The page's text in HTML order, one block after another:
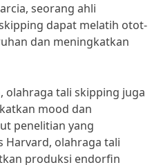
seorang ahli
dapat melatih otot-
dan meningkatkan
olahraga tali skipping juga
mood dan
penelitian yang
Harvard, olahraga tali
produksi endorfin